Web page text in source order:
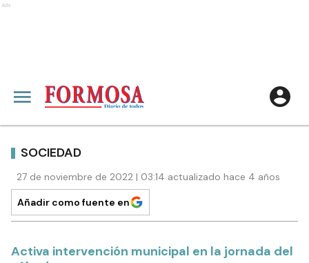
Ads
SOCIEDAD
27 de noviembre de 2022 | 03:14 actualizado hace 4 años
Añadir como fuente en
Activa intervención municipal en la jornada del